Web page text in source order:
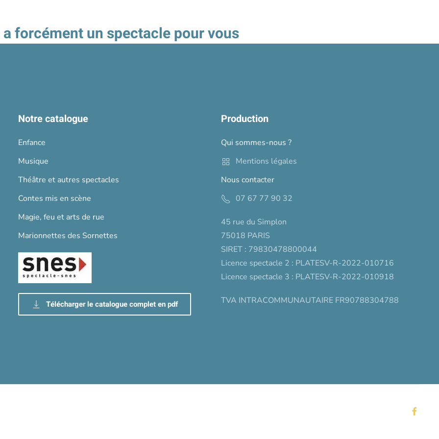
forcément un spectacle pour vous
Notre catalogue
Enfance
Musique
Théâtre et autres spectacles
Contes mis en scène
Magie, feu et arts de rue
Marionnettes des Sornettes
Télécharger le catalogue complet en pdf
Production
Qui sommes-nous ?
Mentions légales
Nous contacter
07 67 77 90 32
45 rue du Simplon
75018 PARIS
SIRET : 79830478800044
Licence spectacle 2 : PLATESV-R-2022-010716
Licence spectacle 3 : PLATESV-R-2022-010918
TVA INTRACOMMUNAUTAIRE FR90788304788